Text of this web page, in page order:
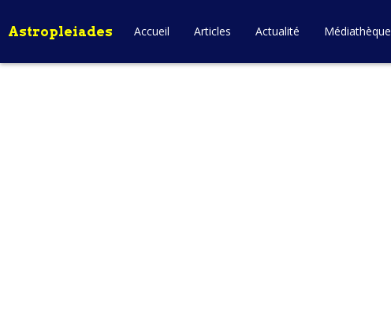
Astropleiades Accueil Articles Actualité Médiathèque